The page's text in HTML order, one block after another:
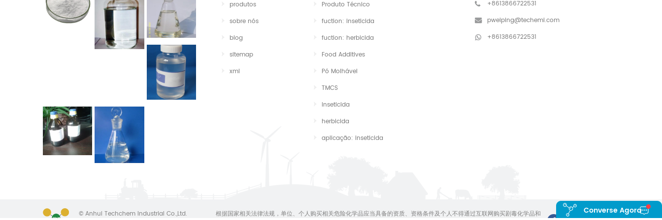
produtos
sobre nós
blog
sitemap
xml
Produto Técnico
fuction: inseticida
fuction: herbicida
Food Additives
Pó Molhável
TMCS
inseticida
herbicida
aplicação: inseticida
+8613866722531
pweiping@techemi.com
+8613866722531
© Anhui Techchem Industrial Co.,Ltd. 根据国家相关法律法规，单位、个人购买相关危险化学品应当具备的资质、资格条件及个人不得通过互联网购买剧毒化学品和 Converse Agora